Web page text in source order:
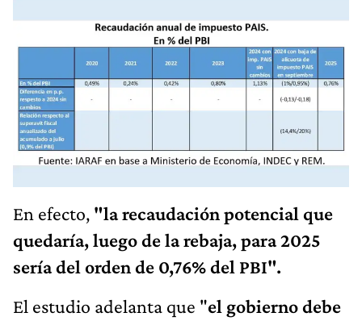
En efecto, "la recaudación potencial que
quedaría, luego de la rebaja, para 2025
sería del orden de 0,76% del PBI".
El estudio adelanta que "el gobierno debe